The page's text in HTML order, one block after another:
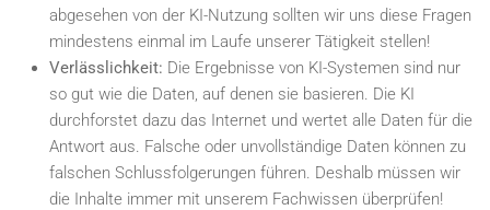
abgesehen von der KI-Nutzung sollten wir uns diese Fragen
mindestens einmal im Laufe unserer Tätigkeit stellen!
Verlässlichkeit: Die Ergebnisse von KI-Systemen sind nur
so gut wie die Daten, auf denen sie basieren. Die KI
durchforstet dazu das Internet und wertet alle Daten für die
Antwort aus. Falsche oder unvollständige Daten können zu
falschen Schlussfolgerungen führen. Deshalb müssen wir
die Inhalte immer mit unserem Fachwissen überprüfen!